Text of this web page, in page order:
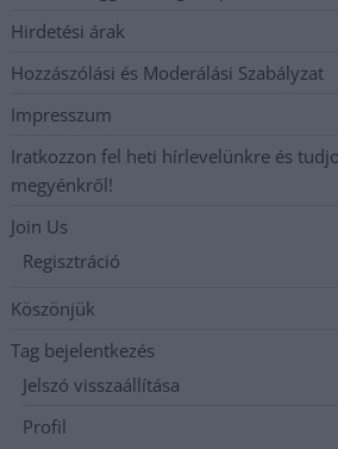
Hirdetési árak
Hozzászólási és Moderálási Szabályzat
Impresszum
Iratkozzon fel heti hírlevelünkre és
megyénkről!
Join Us
Regisztráció
Köszönjük
Tag bejelentkezés
Jelszó visszaállítása
Profil